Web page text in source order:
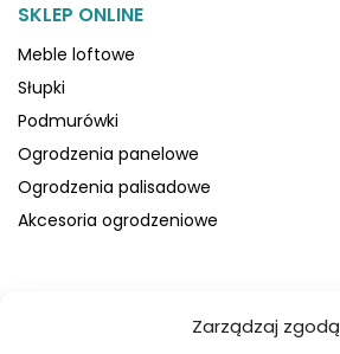
Zarządzaj zgodą
SKLEP ONLINE
Meble loftowe
Słupki
Podmurówki
Ogrodzenia panelowe
Ogrodzenia palisadowe
Akcesoria ogrodzeniowe